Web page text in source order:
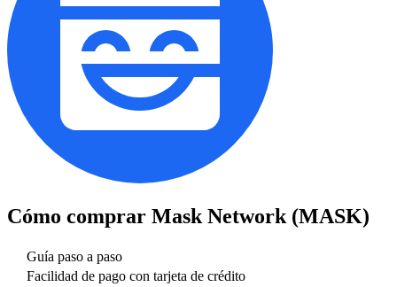
Cómo comprar Mask Network (MASK)
Guía paso a paso
Facilidad de pago con tarjeta de crédito